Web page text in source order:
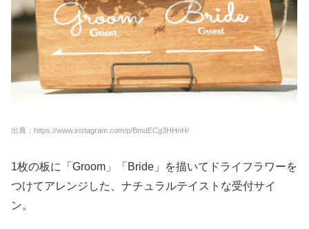
出典：https://www.instagram.com/p/BmdECg3HHnH/
1枚の板に「Groom」「Bride」を描いてドライフラワーを
つけてアレンジした、ナチュラルテイストな受付サイ
ン。